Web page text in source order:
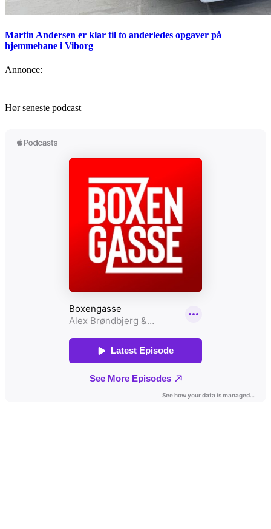
Martin Andersen er klar til to anderledes opgaver på
hjemmebane i Viborg
Annonce:
Hør seneste podcast